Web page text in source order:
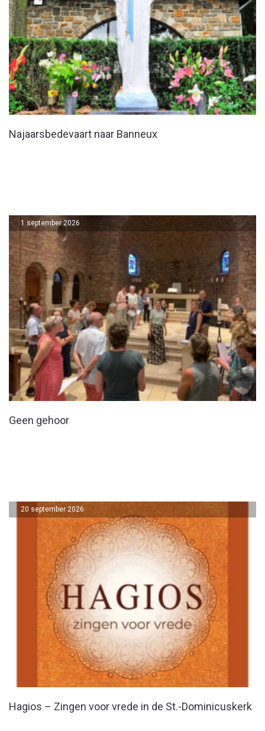
Najaarsbedevaart naar Banneux
Geen gehoor
1 september 2026
Hagios – Zingen voor vrede in de St.-Dominicuskerk
20 september 2026